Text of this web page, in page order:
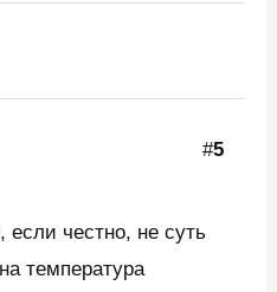
#5
если честно, не суть
температура